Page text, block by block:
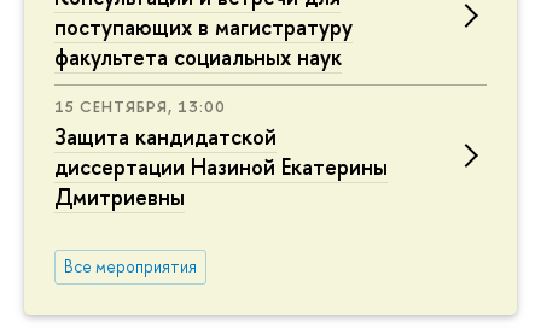
поступающих в магистратуру
факультета социальных наук
15 СЕНТЯБРЯ, 13:00
Защита кандидатской
диссертации Назиной Екатерины
Дмитриевны
Все мероприятия